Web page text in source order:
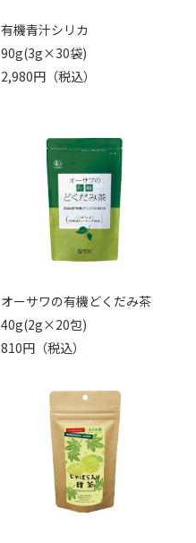
有機青汁シリカ
90g(3g×30袋)
2,980円（税込）
オーサワの有機どくだみ茶
40g(2g×20包)
810円（税込）